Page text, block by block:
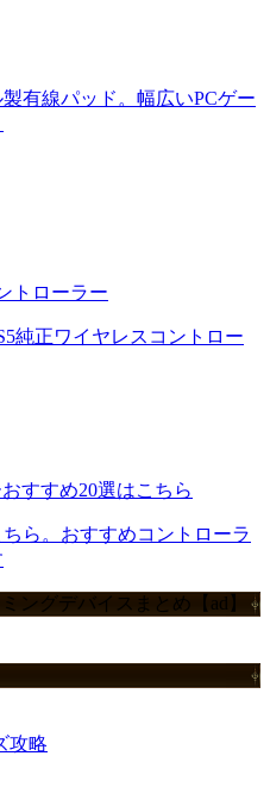
有線パッド。幅広いPCゲー
トローラー
純正ワイヤレスコントロー
すすめ20選はこちら
ら。おすすめコントローラ
ングデバイスまとめ【ad】
攻略